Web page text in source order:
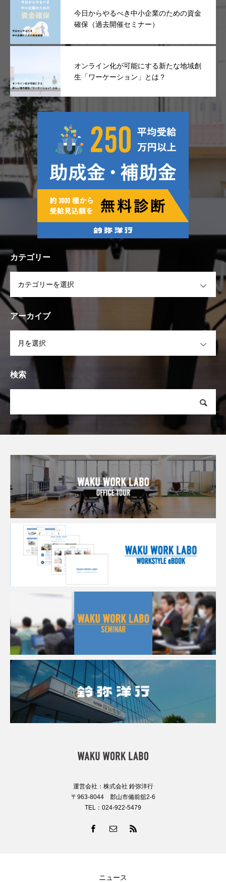
今日からやるべき中小企業のための資金
確保（過去開催セミナー）
オンライン化が可能にする新たな地域創
生「ワーケーション」とは？
カテゴリー
アーカイブ
検索
運営会社：株式会社 鈴弥洋行
〒963-8044 郡山市備前舘2-6
TEL：024-922-5479
ニュース